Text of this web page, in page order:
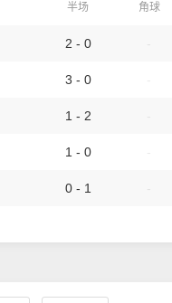
半场 角球
2 - 0
3 - 0
1 - 2
1 - 0
0 - 1